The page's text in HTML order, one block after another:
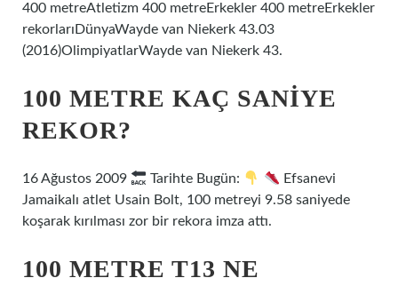
400 metreAtletizm 400 metreErkekler 400 metreErkekler
rekorlarıDünyaWayde van Niekerk 43.03
(2016)OlimpiyatlarWayde van Niekerk 43.
100 METRE KAÇ SANIYE
REKOR?
16 Ağustos 2009 Tarihte Bugün:
Efsanevi
Jamaikalı atlet Usain Bolt, 100 metreyi 9.58 saniyede
koşarak kırılması zor bir rekora imza attı.
100 METRE T13 NE